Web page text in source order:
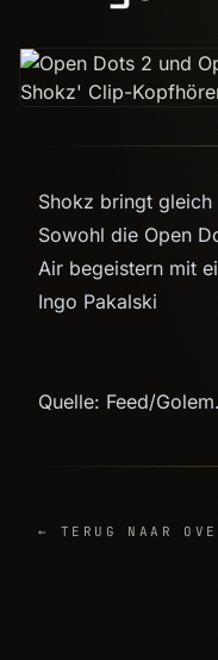
Shokz bringt
Sowohl die Open
Air begeistern mit
Ingo Pakalski
Quelle: Feed/
← TERUG NAAR